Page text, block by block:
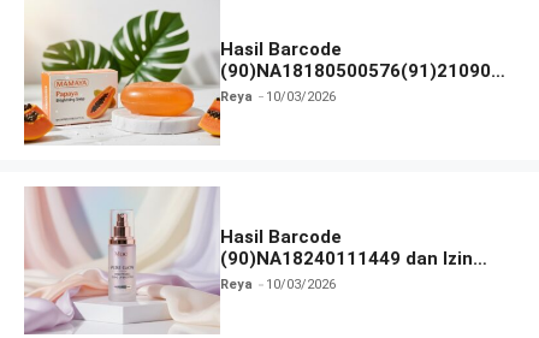
Hasil Barcode
(90)NA18180500576(91)210906
dan Izin BPOM
Reya 10/03/2026
Hasil Barcode
(90)NA18240111449 dan Izin
BPOM
Reya 10/03/2026